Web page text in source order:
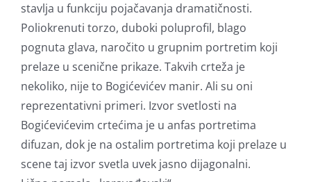
stavlja u funkciju pojačavanja dramatičnosti.
Poliokrenuti torzo, duboki poluprofil, blago
pognuta glava, naročito u grupnim portretim koji
prelaze u scenične prikaze. Takvih crteža je
nekoliko, nije to Bogićevićev manir. Ali su oni
reprezentativni primeri. Izvor svetlosti na
Bogićevićevim crtećima je u anfas portretima
difuzan, dok je na ostalim portretima koji prelaze u
scene taj izvor svetla uvek jasno dijagonalni.